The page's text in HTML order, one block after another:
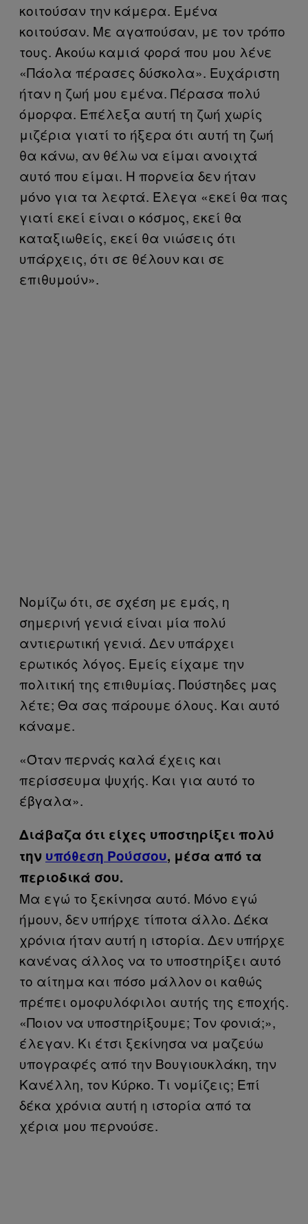
κοιτούσαν την κάμερα. Εμένα
κοιτούσαν. Με αγαπούσαν, με τον τρόπο
τους. Ακούω καμιά φορά που μου λένε
«Πάολα πέρασες δύσκολα». Ευχάριστη
ήταν η ζωή μου εμένα. Πέρασα πολύ
όμορφα. Επέλεξα αυτή τη ζωή χωρίς
μιζέρια γιατί το ήξερα ότι αυτή τη ζωή
θα κάνω, αν θέλω να είμαι ανοιχτά
αυτό που είμαι. Η πορνεία δεν ήταν
μόνο για τα λεφτά. Έλεγα «εκεί θα πας
γιατί εκεί είναι ο κόσμος, εκεί θα
καταξιωθείς, εκεί θα νιώσεις ότι
υπάρχεις, ότι σε θέλουν και σε
επιθυμούν».
Νομίζω ότι, σε σχέση με εμάς, η
σημερινή γενιά είναι μία πολύ
αντιερωτική γενιά. Δεν υπάρχει
ερωτικός λόγος. Εμείς είχαμε την
πολιτική της επιθυμίας. Πούστηδες μας
λέτε; Θα σας πάρουμε όλους. Και αυτό
κάναμε.
«Όταν περνάς καλά έχεις και
περίσσευμα ψυχής. Και για αυτό το
έβγαλα».
Διάβαζα ότι είχες υποστηρίξει πολύ
την υπόθεση Ρούσσου, μέσα από τα
περιοδικά σου.
Μα εγώ το ξεκίνησα αυτό. Μόνο εγώ
ήμουν, δεν υπήρχε τίποτα άλλο. Δέκα
χρόνια ήταν αυτή η ιστορία. Δεν υπήρχε
κανένας άλλος να το υποστηρίξει αυτό
το αίτημα και πόσο μάλλον οι καθώς
πρέπει ομοφυλόφιλοι αυτής της εποχής.
«Ποιον να υποστηρίξουμε; Τον φονιά;»,
έλεγαν. Κι έτσι ξεκίνησα να μαζεύω
υπογραφές από την Βουγιουκλάκη, την
Κανέλλη, τον Κύρκο. Τι νομίζεις; Επί
δέκα χρόνια αυτή η ιστορία από τα
χέρια μου περνούσε.